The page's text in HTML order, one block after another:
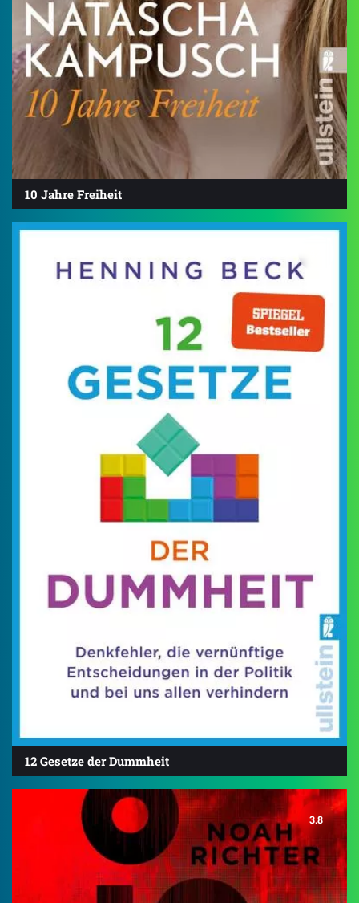
10 Jahre Freiheit
12 Gesetze der Dummheit
3.8